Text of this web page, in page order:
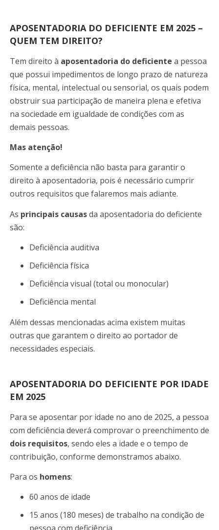
APOSENTADORIA DO DEFICIENTE EM 2025 –
QUEM TEM DIREITO?
Tem direito à aposentadoria do deficiente a pessoa
que possui impedimentos de longo prazo de natureza
física, mental, intelectual ou sensorial, os quais podem
obstruir sua participação de maneira plena e efetiva
na sociedade em igualdade de condições com as
demais pessoas.
Mas atenção!
Somente a deficiência não basta para garantir o
direito à aposentadoria, pois é necessário cumprir
outros requisitos que falaremos mais adiante.
As principais causasda aposentadoria do deficiente
são:
Deficiência auditiva
Deficiência física
Deficiência visual (total ou monocular)
Deficiência mental
Além dessas mencionadas acima existem muitas
outras que garantem o direito ao portador de
necessidades especiais.
APOSENTADORIA DO DEFICIENTE POR IDADE
EM 2025
Para se aposentar por idade no ano de 2025, a pessoa
com deficiência deverá comprovar o preenchimento de
dois requisitos, sendo eles a idade e o tempo de
contribuição, conforme demonstramos abaixo.
Para os homens:
60 anos de idade
15 anos (180 meses) de trabalho na condição de